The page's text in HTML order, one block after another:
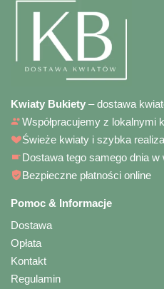
Kwiaty Bukiety – dostawa
Współpracujemy z lokalnymi
Świeże kwiaty i szybka
Dostawa tego samego dnia w
Bezpieczne płatności online
Pomoc & Informacje
Dostawa
Opłata
Kontakt
Regulamin